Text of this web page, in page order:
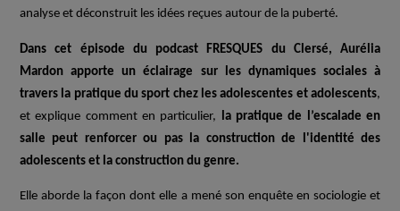
analyse et déconstruit les idées reçues autour de la puberté.
Dans cet épisode du podcast FRESQUES du Clersé, Aurélia
Mardon apporte un éclairage sur les dynamiques sociales à
travers la pratique du sport chez les adolescentes et adolescents,
et explique comment en particulier,
la pratique de l’escalade en
salle peut renforcer ou pas la construction de l'identité des
adolescents et la construction du genre.
Elle aborde la façon dont elle a mené son enquête en sociologie et